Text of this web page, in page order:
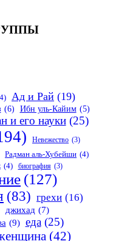
Ад и Рай (19)
(6) Ибн уль-Кайим (5)
и его науки (25)
Невежество (3)
Радман аль-Хубейши (4)
(4) биография (3)
(127)
(83) грехи (16)
джихад (7)
(9) еда (25)
(42)